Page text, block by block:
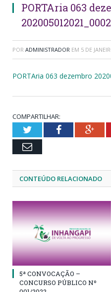
PORTAria 063
202005012021_0002
POR ADMINISTRADOR EM 5 DE
PORTAria 063 dezembro
COMPARTILHAR:
TwitterFacebook
Email
CONTEÚDO RELACIONADO
5ª CONVOCAÇÃO –
CONCURSO PÚBLICO Nº